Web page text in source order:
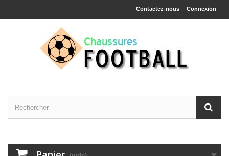
Connexion
Contactez-nous